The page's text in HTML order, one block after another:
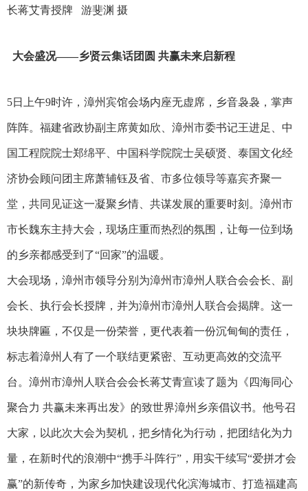
长蒋艾青授牌 游斐渊 摄
大会盛况——乡贤云集话团圆 共赢未来启新程
5日上午9时许，漳州宾馆会场内座无虚席，乡音袅袅，掌声
阵阵。福建省政协副主席黄如欣、漳州市委书记王进足、中
国工程院院士郑绵平、中国科学院院士吴硕贤、泰国文化经
济协会顾问团主席萧辅钰及省、市多位领导等嘉宾齐聚一
堂，共同见证这一凝聚乡情、共谋发展的重要时刻。漳州市
市长魏东主持大会，现场庄重而热烈的氛围，让每一位到场
的乡亲都感受到了“回家”的温暖。
大会现场，漳州市领导分别为漳州市漳州人联合会会长、副
会长、执行会长授牌，并为漳州市漳州人联合会揭牌。这一
块块牌匾，不仅是一份荣誉，更代表着一份沉甸甸的责任，
标志着漳州人有了一个联结更紧密、互动更高效的交流平
台。漳州市漳州人联合会会长蒋艾青宣读了题为《四海同心
聚合力 共赢未来再出发》的致世界漳州乡亲倡议书。他号召
大家，以此次大会为契机，把乡情化为行动，把团结化为力
量，在新时代的浪潮中“携手斗阵行”，用实干续写“爱拼才会
赢”的新传奇，为家乡加快建设现代化滨海城市、打造福建高